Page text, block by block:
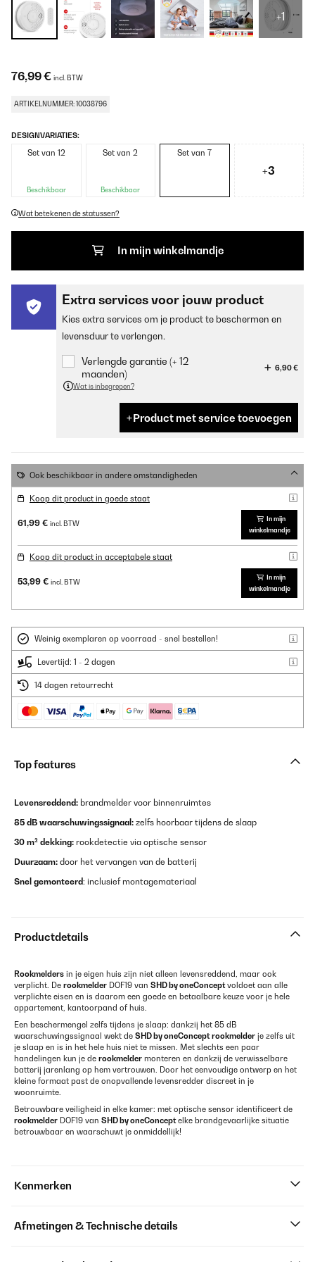
+1
76,99 € incl. BTW
ARTIKELNUMMER: 10038796
DESIGNVARIATIES:
Set van 12
Beschikbaar
Set van 2
Beschikbaar
Set van 7
+3
Wat betekenen de statussen?
In mijn winkelmandje
Extra services voor jouw product
Kies extra services om je product te beschermen en
levensduur te verlengen.
Verlengde garantie (+ 12
maanden)
6,90 €
Wat is inbegrepen?
Product met service toevoegen
Ook beschikbaar in andere omstandigheden
Koop dit product in goede staat
61,99 € incl. BTW
In mijn
winkelmandje
Koop dit product in acceptabele staat
53,99 € incl. BTW
In mijn
winkelmandje
Weinig exemplaren op voorraad - snel bestellen!
Levertijd: 1 - 2 dagen
14 dagen retourrecht
Top features
Levensreddend: brandmelder voor binnenruimtes
85 dB waarschuwingssignaal: zelfs hoorbaar tijdens de slaap
30 m² dekking: rookdetectie via optische sensor
Duurzaam: door het vervangen van de batterij
Snel gemonteerd: inclusief montagemateriaal
Productdetails
Rookmelders in je eigen huis zijn niet alleen levensreddend, maar ook
verplicht. De rookmelder DOF19 van SHD by oneConceptvoldoet aan alle
verplichte eisen en is daarom een goede en betaalbare keuze voor je hele
appartement, kantoorpand of huis.
Een beschermengel zelfs tijdens je slaap: dankzij het 85 dB
waarschuwingssignaal wekt de SHD by oneConcept rookmelder je zelfs uit
je slaap en is in het hele huis niet te missen. Met slechts een paar
handelingen kun je de rookmelder monteren en dankzij de verwisselbare
batterij jarenlang op hem vertrouwen. Door het eenvoudige ontwerp en het
kleine formaat past de onopvallende levensredder discreet in je
woonruimte.
Betrouwbare veiligheid in elke kamer: met optische sensor identificeert de
rookmelder DOF19 van SHD by oneConceptelke brandgevaarlijke situatie
betrouwbaar en waarschuwt je onmiddellijk!
Kenmerken
Afmetingen & Technische details